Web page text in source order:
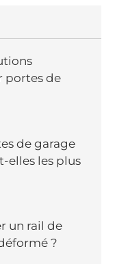
portes de
de garage
elles les plus
un rail de
?